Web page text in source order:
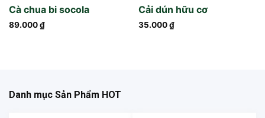
Cà chua bi socola
89.000₫
Cải dún hữu cơ
35.000₫
Danh mục Sản Phẩm HOT